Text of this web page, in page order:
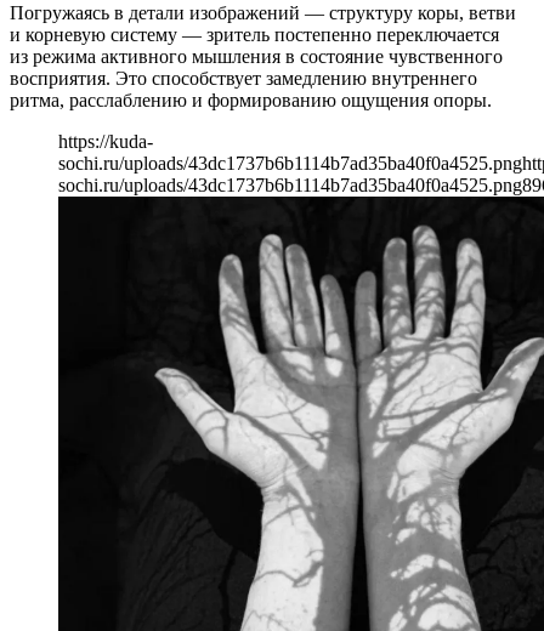
Погружаясь в детали изображений — структуру коры, ветви
и корневую систему — зритель постепенно переключается
из режима активного мышления в состояние чувственного
восприятия. Это способствует замедлению внутреннего
ритма, расслаблению и формированию ощущения опоры.
https://kuda-
sochi.ru/uploads/43dc1737b6b1114b7ad35ba40f0a4525.png
sochi.ru/uploads/43dc1737b6b1114b7ad35ba40f0a4525.png